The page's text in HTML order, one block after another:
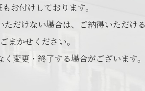
お付けしております。
だけない場合は、ご納得いただける
まかせください。
変更・終了する場合がございます。